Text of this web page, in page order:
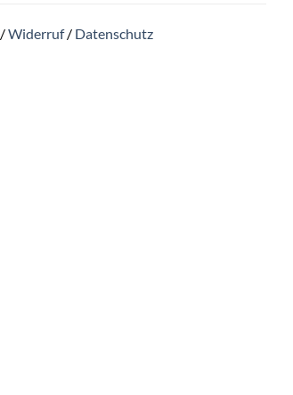
/Widerruf/ Datenschutz